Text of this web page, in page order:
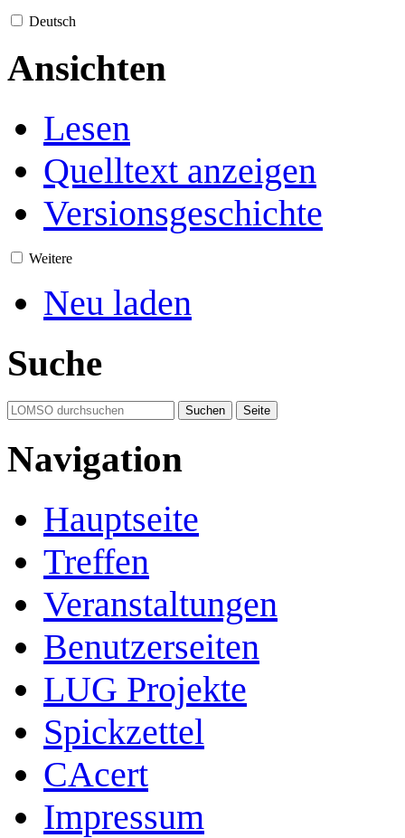
Deutsch
Ansichten
Lesen
Quelltext anzeigen
Versionsgeschichte
Weitere
Neu laden
Suche
Navigation
Hauptseite
Treffen
Veranstaltungen
Benutzerseiten
LUG Projekte
Spickzettel
CAcert
Impressum